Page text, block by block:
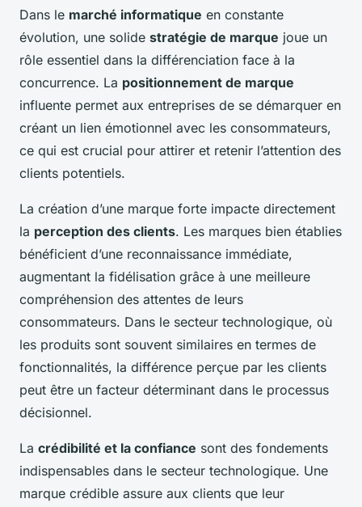
Dans le marché informatique en constante
évolution, une solide stratégie de marque joue un
rôle essentiel dans la différenciation face à la
concurrence. La positionnement de marque
influente permet aux entreprises de se démarquer en
créant un lien émotionnel avec les consommateurs,
ce qui est crucial pour attirer et retenir l’attention des
clients potentiels.
La création d’une marque forte impacte directement
la perception des clients. Les marques bien établies
bénéficient d’une reconnaissance immédiate,
augmentant la fidélisation grâce à une meilleure
compréhension des attentes de leurs
consommateurs. Dans le secteur technologique, où
les produits sont souvent similaires en termes de
fonctionnalités, la différence perçue par les clients
peut être un facteur déterminant dans le processus
décisionnel.
La crédibilité et la confiance sont des fondements
indispensables dans le secteur technologique. Une
marque crédible assure aux clients que leur